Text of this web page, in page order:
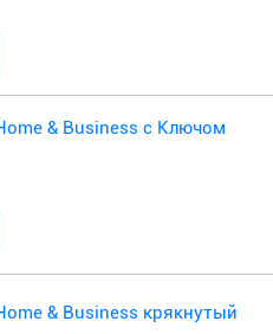
& Business с Ключом
& Business крякнутый